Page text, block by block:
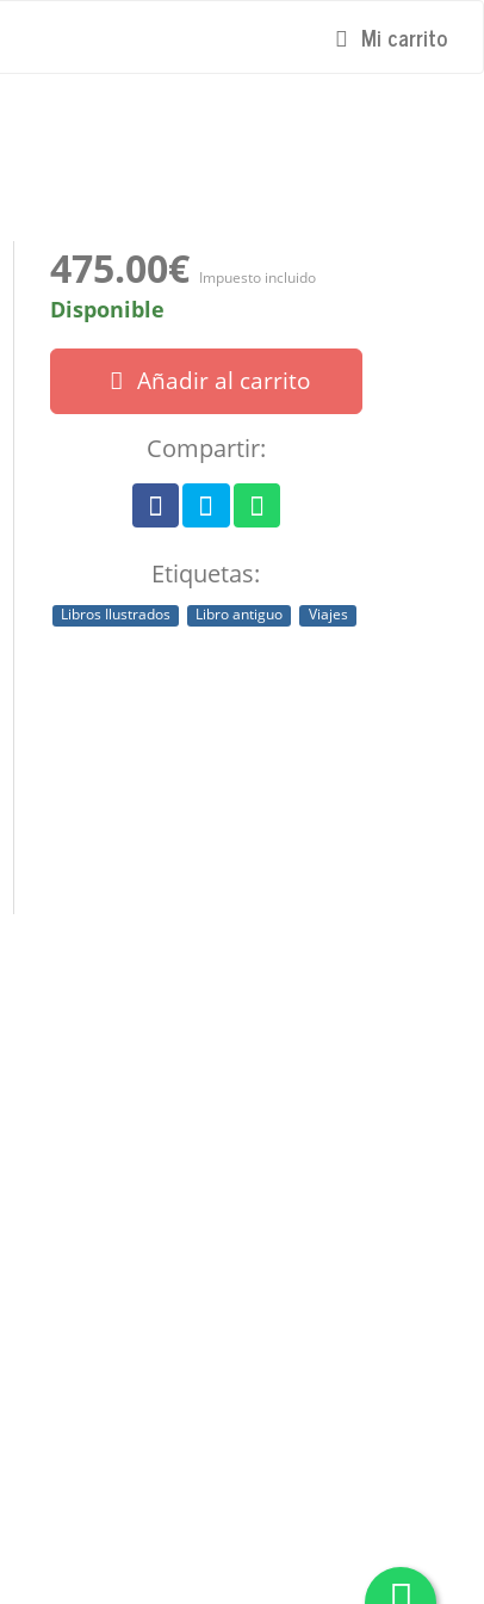
Mi carrito
475.00€ Impuesto incluido
Disponible
Añadir al carrito
Compartir:
Etiquetas:
Libros Ilustrados Libro antiguo Viajes